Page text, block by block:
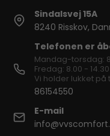
Sindalsvej 15A
8240 Risskov,
Telefonen er
Mandag-torsdag:
Fredag: 8.00 - 14.30
Vi holder lukket på
86154550
E-mail